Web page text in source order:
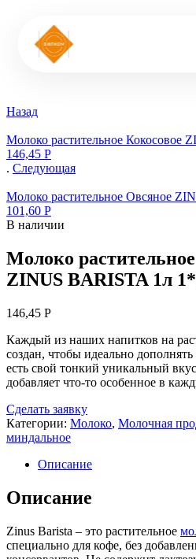
Назад
Молоко растительное Кокосовое
146,45 Р
. Следующая
Молоко растительное Овсяное
101,60 Р
В наличии
Молоко
ZINUS BARISTA 1л
146,45 Р
Каждый из наших напитков на
создан, чтобы идеально
есть свой тонкий уникальный
добавляет что-то особенное в
Сделать заявку
Категории: Молоко, Молочная
миндальное
Описание
Описание
Zinus Barista – это растительное
специально для кофе, без